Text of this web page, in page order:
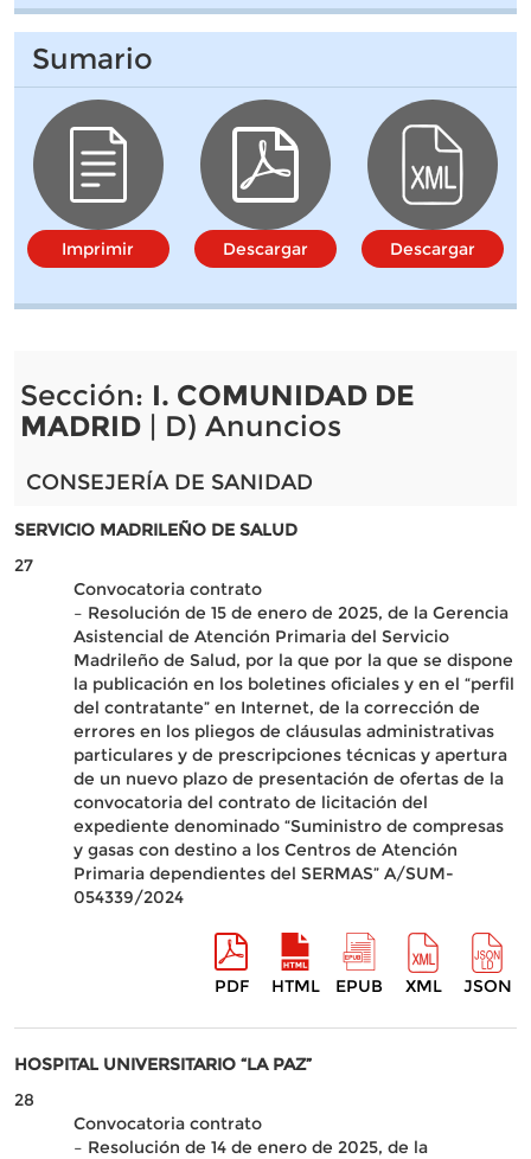
Sumario
Imprimir Descargar Descargar
Sección: I. COMUNIDAD DE
MADRID| D) Anuncios
CONSEJERÍA DE SANIDAD
SERVICIO MADRILEÑO DE SALUD
27
Convocatoria contrato
– Resolución de 15 de enero de 2025, de la Gerencia
Asistencial de Atención Primaria del Servicio
Madrileño de Salud, por la que por la que se dispone
la publicación en los boletines oficiales y en el “perfil
del contratante” en Internet, de la corrección de
errores en los pliegos de cláusulas administrativas
particulares y de prescripciones técnicas y apertura
de un nuevo plazo de presentación de ofertas de la
convocatoria del contrato de licitación del
expediente denominado “Suministro de compresas
y gasas con destino a los Centros de Atención
Primaria dependientes del SERMAS” A/SUM-
054339/2024
PDF HTML EPUB XML JSON
HOSPITAL UNIVERSITARIO “LA PAZ”
28
Convocatoria contrato
– Resolución de 14 de enero de 2025, de la